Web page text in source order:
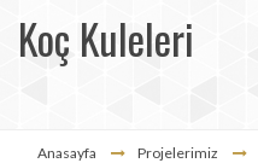
Koç Kuleleri
Anasayfa Projelerimiz